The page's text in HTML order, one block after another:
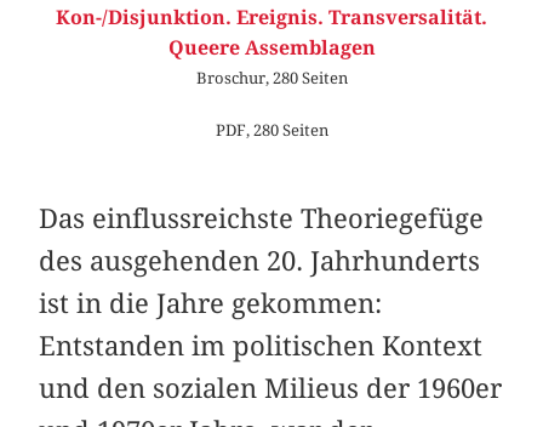
Kon-/Disjunktion. Ereignis. Transversalität.
Queere Assemblagen
Broschur, 280 Seiten
PDF, 280 Seiten
Das einflussreichste Theoriegefüge
des ausgehenden 20. Jahrhunderts
ist in die Jahre gekommen:
Entstanden im politischen Kontext
und den sozialen Milieus der 1960er